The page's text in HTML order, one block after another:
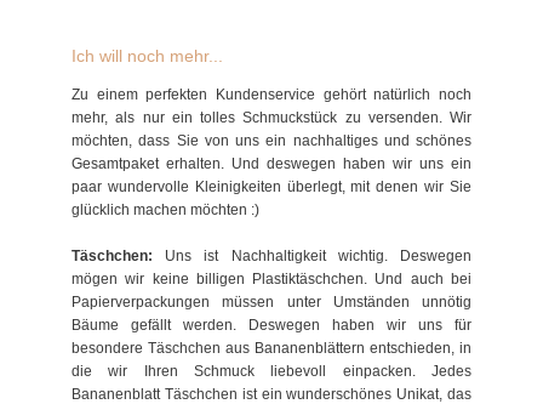
Ich will noch mehr...
Zu einem perfekten Kundenservice gehört natürlich noch
mehr, als nur ein tolles Schmuckstück zu versenden. Wir
möchten, dass Sie von uns ein nachhaltiges und schönes
Gesamtpaket erhalten. Und deswegen haben wir uns ein
paar wundervolle Kleinigkeiten überlegt, mit denen wir Sie
glücklich machen möchten :)
Täschchen: Uns ist Nachhaltigkeit wichtig. Deswegen
mögen wir keine billigen Plastiktäschchen. Und auch bei
Papierverpackungen müssen unter Umständen unnötig
Bäume gefällt werden. Deswegen haben wir uns für
besondere Täschchen aus Bananenblättern entschieden, in
die wir Ihren Schmuck liebevoll einpacken. Jedes
Bananenblatt Täschchen ist ein wunderschönes Unikat, das